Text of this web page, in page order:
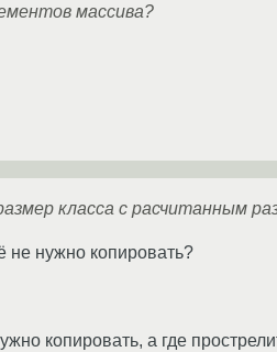
массива?
класса с расчитанным
не нужно копировать?
копировать, а где